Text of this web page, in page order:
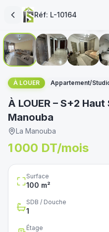
Réf: L-10164
À LOUER Appartement/
À LOUER – S+2
Manouba
La Manouba
1 000 DT/mois
Surface
100 m²
SDB / Douche
1
Étage